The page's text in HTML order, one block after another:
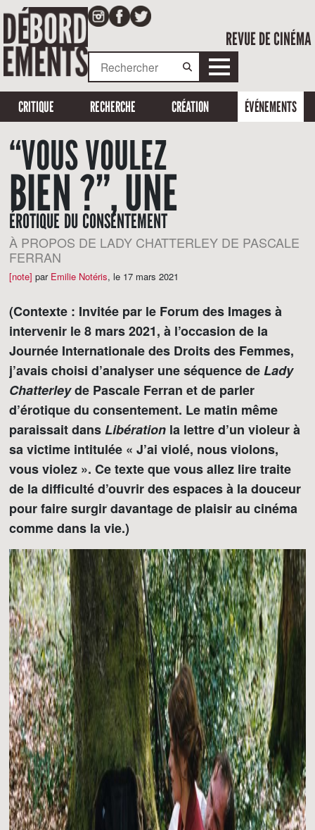
REVUE DE CINÉMA
CRITIQUE RECHERCHE CRÉATION ÉVÉNEMENTS
“VOUS VOULEZ
BIEN ?”, UNE
ÉROTIQUE DU CONSENTEMENT
À PROPOS DE LADY CHATTERLEY DE PASCALE
FERRAN
[note] par Emilie Notéris, le 17 mars 2021
(Contexte : Invitée par le Forum des Images à
intervenir le 8 mars 2021, à l’occasion de la
Journée Internationale des Droits des Femmes,
j’avais choisi d’analyser une séquence deLady
Chatterleyde Pascale Ferran et de parler
d’érotique du consentement. Le matin même
paraissait dansLibération la lettre d’un violeur à
sa victime intitulée « J’ai violé, nous violons,
vous violez ». Ce texte que vous allez lire traite
de la difficulté d’ouvrir des espaces à la douceur
pour faire surgir davantage de plaisir au cinéma
comme dans la vie.)